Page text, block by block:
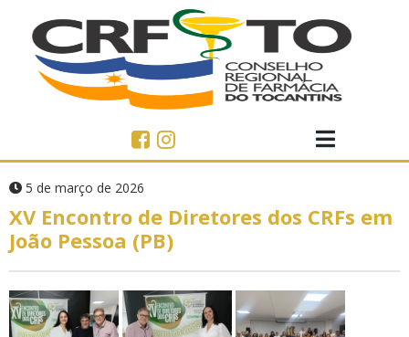
5 de março de 2026
XV Encontro de Diretores dos CRFs em
João Pessoa (PB)